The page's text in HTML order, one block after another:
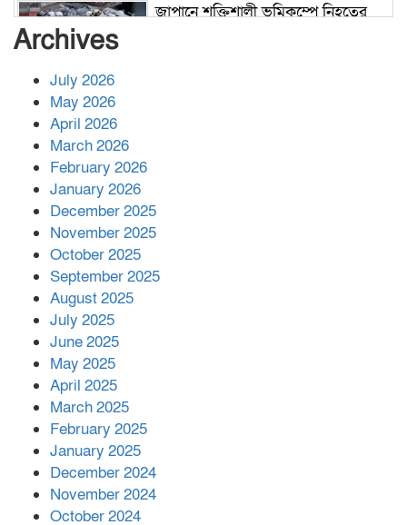
জাপানে শক্তিশালী ভূমিকম্পে নিহতের
পর ফোন তারেক রহমানের,গ্যাস সঙ্কট
Archives
July 2026
May 2026
April 2026
March 2026
February 2026
January 2026
December 2025
November 2025
October 2025
September 2025
August 2025
July 2025
June 2025
May 2025
April 2025
March 2025
February 2025
January 2025
December 2024
November 2024
October 2024